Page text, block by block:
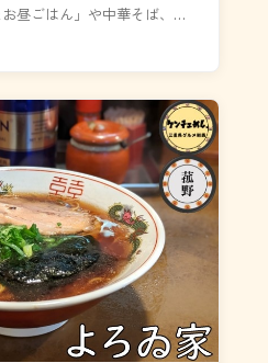
昼ごはん」や中華そば、う
満点の絶品ランチが楽しめ